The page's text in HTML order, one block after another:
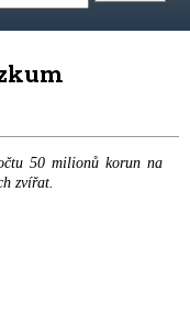
50 milionů korun na
zvířat.